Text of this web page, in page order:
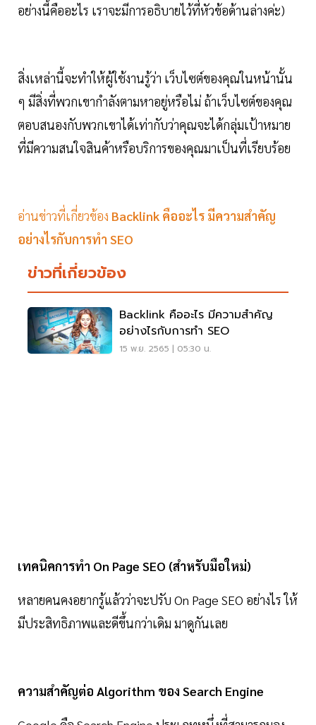
อย่างนี้คืออะไร เราจะมีการอธิบายไว้ที่หัวข้อด้านล่างค่ะ)
สิ่งเหล่านี้จะทำให้ผู้ใช้งานรู้ว่า เว็บไซต์ของคุณในหน้านั้น
ๆ มีสิ่งที่พวกเขากำลังตามหาอยู่หรือไม่ ถ้าเว็บไซต์ของคุณ
ตอบสนองกับพวกเขาได้เท่ากับว่าคุณจะได้กลุ่มเป้าหมาย
ที่มีความสนใจสินค้าหรือบริการของคุณมาเป็นที่เรียบร้อย
อ่านข่าวที่เกี่ยวข้อง Backlink คืออะไร มีความสำคัญ
อย่างไรกับการทำ SEO
ข่าวที่เกี่ยวข้อง
Backlink คืออะไร มีความสำคัญ
อย่างไรกับการทำ SEO
15 พ.ย. 2565 | 05:30 น.
เทคนิคการทำ On Page SEO (สำหรับมือใหม่)
หลายคนคงอยากรู้แล้วว่าจะปรับ On Page SEO อย่างไร ให้
มีประสิทธิภาพและดีขึ้นกว่าเดิม มาดูกันเลย
ความสำคัญต่อ Algorithm ของ Search Engine